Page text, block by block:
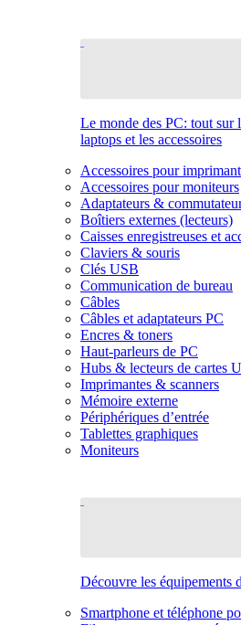
Le monde des PC: tout sur
laptops et les accessoires
Accessoires pour
Accessoires pour moniteurs
Adaptateurs &
Boîtiers externes (lecteurs)
Caisses enregistreuses et
Claviers & souris
Clés USB
Communication de bureau
Câbles
Câbles et adaptateurs PC
Encres & toners
Haut-parleurs de PC
Hubs & lecteurs de cartes
Imprimantes & scanners
Mémoire externe
Périphériques d’entrée
Tablettes graphiques
Moniteurs
Découvre les équipements
Smartphone et téléphone